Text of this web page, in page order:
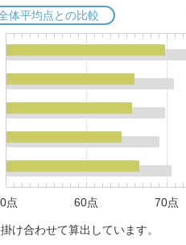
体平均点との比較
点 60点 70点
け合わせて算出しています。